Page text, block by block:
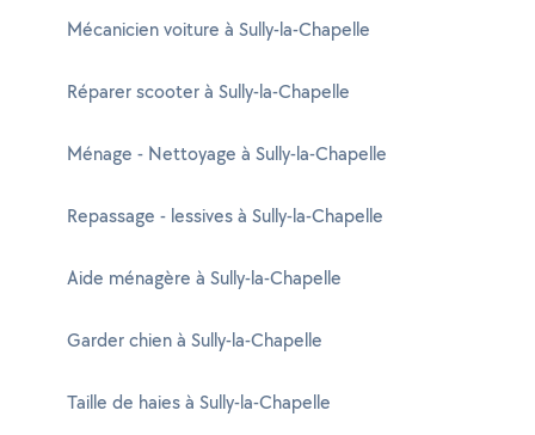
Mécanicien voiture à Sully-la-Chapelle
Réparer scooter à Sully-la-Chapelle
Ménage - Nettoyage à Sully-la-Chapelle
Repassage - lessives à Sully-la-Chapelle
Aide ménagère à Sully-la-Chapelle
Garder chien à Sully-la-Chapelle
Taille de haies à Sully-la-Chapelle